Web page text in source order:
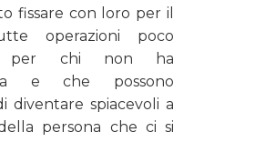
fissare con loro per il
operazioni poco
per chi non ha
e che possono
diventare spiacevoli a
persona che ci si